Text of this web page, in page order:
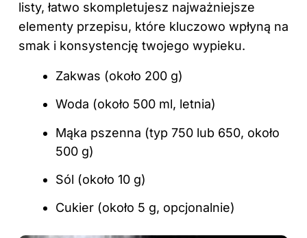
listy, łatwo skompletujesz najważniejsze
elementy przepisu, które kluczowo wpłyną na
smak i konsystencję twojego wypieku.
Zakwas (około 200 g)
Woda (około 500 ml, letnia)
Mąka pszenna (typ 750 lub 650, około
500 g)
Sól (około 10 g)
Cukier (około 5 g, opcjonalnie)